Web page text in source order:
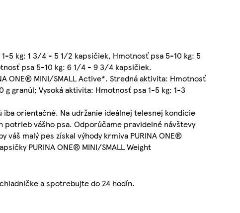
5 kg: 1 3/4 - 5 1/2 kapsičiek, Hmotnosť psa 5-10 kg: 5
psa 5-10 kg: 6 1/4 - 9 3/4 kapsičiek.
ONE® MINI/SMALL Active*. Stredná aktivita: Hmotnosť
granúl; Vysoká aktivita: Hmotnosť psa 1-5 kg: 1-3
orientačné. Na udržanie ideálnej telesnej kondície
vášho psa. Odporúčame pravidelné návštevy
malý pes získal výhody krmiva PURINA ONE®
PURINA ONE® MINI/SMALL Weight
a spotrebujte do 24 hodín.